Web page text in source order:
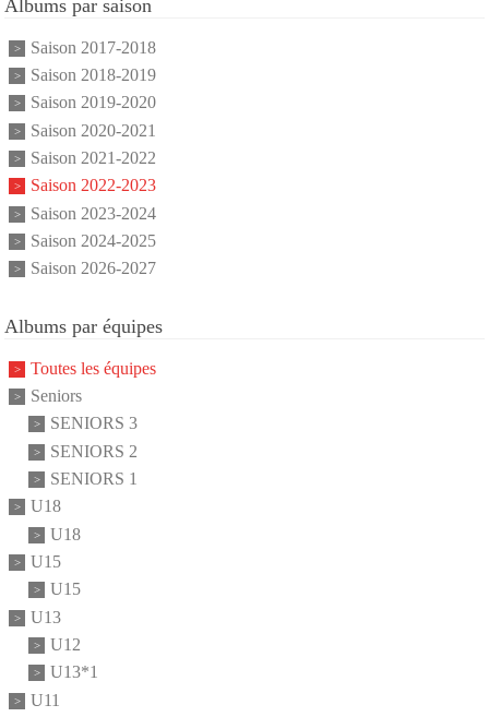
Albums par saison
Saison 2017-2018
Saison 2018-2019
Saison 2019-2020
Saison 2020-2021
Saison 2021-2022
Saison 2022-2023
Saison 2023-2024
Saison 2024-2025
Saison 2026-2027
Albums par équipes
Toutes les équipes
Seniors
SENIORS 3
SENIORS 2
SENIORS 1
U18
U18
U15
U15
U13
U12
U13*1
U11